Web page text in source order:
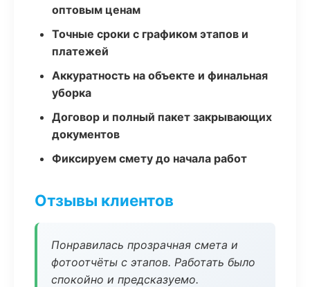
оптовым ценам
Точные сроки с графиком этапов и
платежей
Аккуратность на объекте и финальная
уборка
Договор и полный пакет закрывающих
документов
Фиксируем смету до начала работ
Отзывы клиентов
Понравилась прозрачная смета и
фотоотчёты с этапов. Работать было
спокойно и предсказуемо.